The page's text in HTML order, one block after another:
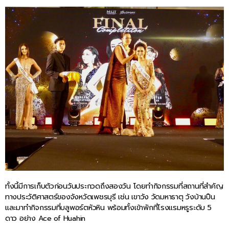
ทั้งนี้มีการเก็บตัวก่อนวันประกวดถึงสองวัน โดยทำกิจกรรมที่สถานที่สำคัญ
ทางประวัติศาสตร์ของจังหวัดเพชรบุรี เช่น เขาวัง วัดมหาธาตุ วังบ้านปืน
และมาทำกิจกรรมที่บลูพอร์ตหัวหิน พร้อมทั้งเข้าพักที่โรงแรมหรูระดับ 5
ดาว อย่าง Ace of Huahin